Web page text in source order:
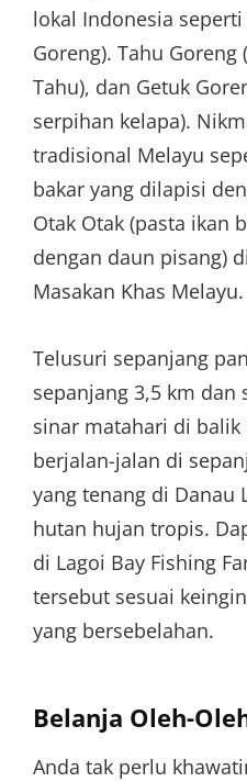
lokal Indonesia
Goreng). Tahu Goreng
Tahu), dan Getuk
serpihan kelapa).
tradisional Melayu
bakar yang dilapisi
Otak Otak (pasta ikan
dengan daun pisang)
Masakan Khas Melayu.
Telusuri sepanjang
sepanjang 3,5 km dan
sinar matahari di balik
berjalan-jalan di
yang tenang di Danau
hutan hujan tropis.
di Lagoi Bay Fishing
tersebut sesuai
yang bersebelahan.
Belanja Oleh-
Anda tak perlu